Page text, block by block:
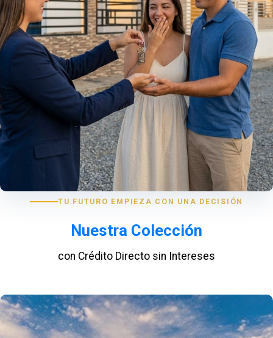
TU FUTURO EMPIEZA CON UNA DECISIÓN
Nuestra Colección
con Crédito Directo sin Intereses